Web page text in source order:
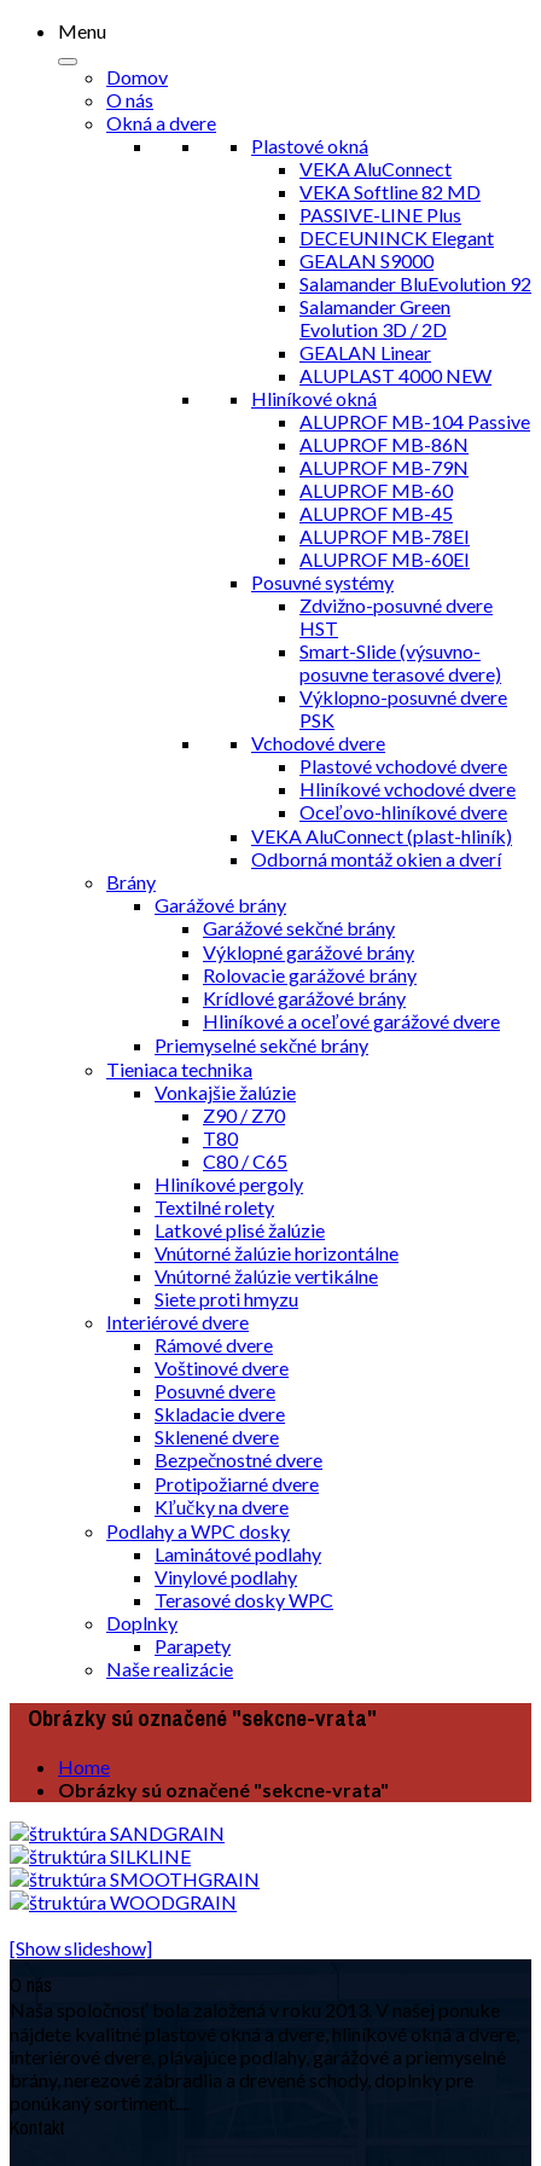
Menu
Domov
O nás
Okná a dvere
Plastové okná
VEKA AluConnect
VEKA Softline 82 MD
PASSIVE-LINE Plus
DECEUNINCK Elegant
GEALAN S9000
Salamander BluEvolution 92
Salamander Green
Evolution 3D / 2D
GEALAN Linear
ALUPLAST 4000 NEW
Hliníkové okná
ALUPROF MB-104 Passive
ALUPROF MB-86N
ALUPROF MB-79N
ALUPROF MB-60
ALUPROF MB-45
ALUPROF MB-78EI
ALUPROF MB-60EI
Posuvné systémy
Zdvižno-posuvné dvere
HST
Smart-Slide (výsuvno-
posuvne terasové dvere)
Výklopno-posuvné dvere
PSK
Vchodové dvere
Plastové vchodové dvere
Hliníkové vchodové dvere
Oceľovo-hliníkové dvere
VEKA AluConnect (plast-hliník)
Odborná montáž okien a dverí
Brány
Garážové brány
Garážové sekčné brány
Výklopné garážové brány
Rolovacie garážové brány
Krídlové garážové brány
Hliníkové a oceľové garážové dvere
Priemyselné sekčné brány
Tieniaca technika
Vonkajšie žalúzie
Z90 / Z70
T80
C80 / C65
Hliníkové pergoly
Textilné rolety
Latkové plisé žalúzie
Vnútorné žalúzie horizontálne
Vnútorné žalúzie vertikálne
Siete proti hmyzu
Interiérové dvere
Rámové dvere
Voštinové dvere
Posuvné dvere
Skladacie dvere
Sklenené dvere
Bezpečnostné dvere
Protipožiarné dvere
Kľučky na dvere
Podlahy a WPC dosky
Laminátové podlahy
Vinylové podlahy
Terasové dosky WPC
Doplnky
Parapety
Naše realizácie
Obrázky sú označené "sekcne-vrata"
Home
Obrázky sú označené "sekcne-vrata"
[Show slideshow]
O nás
Naša spoločnosť bola založená v roku 2013. V našej ponuke
nájdete kvalitné plastové okná a dvere, hliníkové okná a dvere,
interiérové dvere, plávajúce podlahy, garážové a priemyselné
brány, nerezové zábradlia a drevené schody, doplnky pre
ponúkaný sortiment....
Kontakt